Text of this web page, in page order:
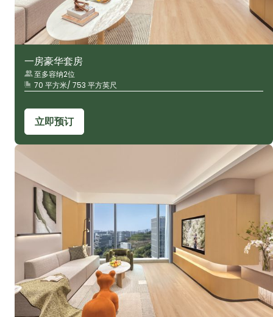
一房豪华套房
至多容纳2位
70 平方米/ 753 平方英尺
立即预订